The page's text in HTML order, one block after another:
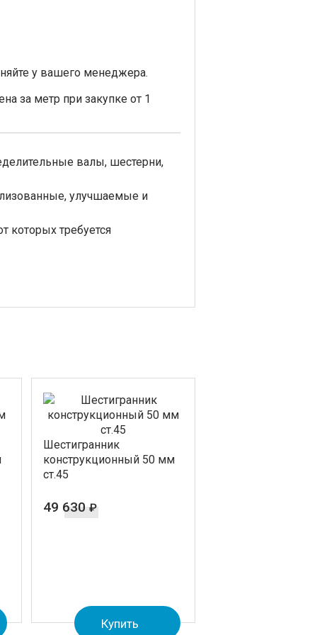
у вашего менеджера.
за метр при закупке от 1
валы, шестерни,
улучшаемые и
которых требуется
Шестигранник
конструкционный 50 мм
ст.45
49 630 ₽
Купить